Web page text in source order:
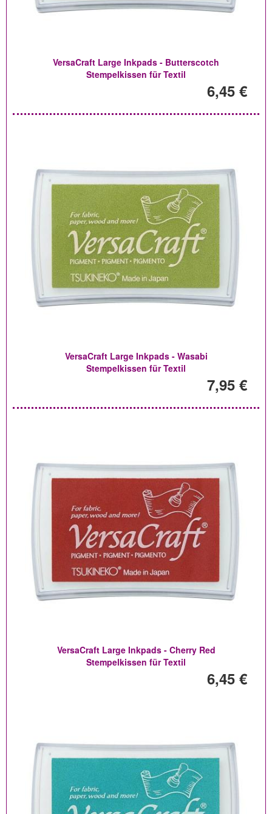
VersaCraft Large Inkpads - Butterscotch
Stempelkissen für Textil
6,45 €
VersaCraft Large Inkpads - Wasabi
Stempelkissen für Textil
7,95 €
VersaCraft Large Inkpads - Cherry Red
Stempelkissen für Textil
6,45 €